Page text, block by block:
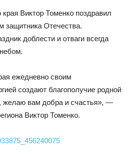
края Виктор Томенко поздравил
защитника Отечества.
доблести и отваги всегда
ежедневно своим
создают благополучие родной
желаю вам добра и счастья», —
Виктор Томенко.